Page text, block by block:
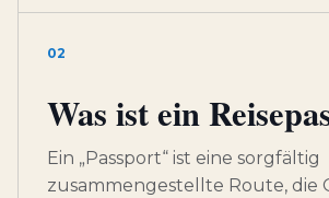
02
Was ist ein
Ein „Passport“ ist eine sorgfältig
zusammengestellte Route, die